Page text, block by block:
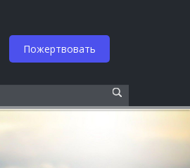
Пожертвовать